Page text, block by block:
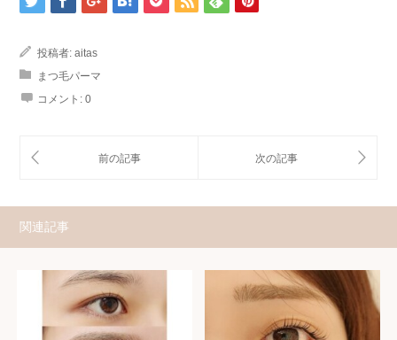
投稿者: aitas
まつ毛パーマ
コメント: 0
関連記事